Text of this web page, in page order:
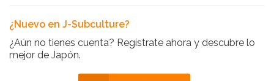
¿Nuevo en J-Subculture?
¿Aún no tienes cuenta? Regístrate ahora y descubre lo
mejor de Japón.